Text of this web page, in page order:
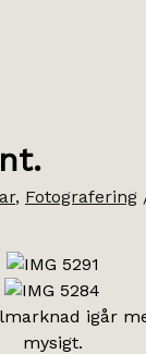
, Fotografering
igår
mysigt.